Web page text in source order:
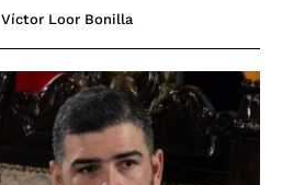
Víctor Loor Bonilla